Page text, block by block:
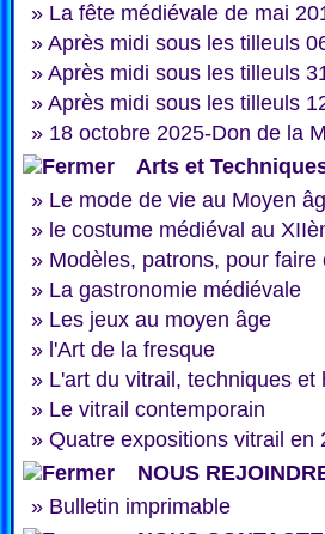
» La fête médiévale de mai
» Après midi sous les tilleuls
» Après midi sous les tilleuls
» Après midi sous les tilleuls
» 18 octobre 2025-Don de la
Arts et
» Le mode de vie au Moyen
» le costume médiéval au
» Modèles, patrons, pour
» La gastronomie médiévale
» Les jeux au moyen âge
» l'Art de la fresque
» L'art du vitrail, techniques et
» Le vitrail contemporain
» Quatre expositions vitrail en
NOUS
» Bulletin imprimable